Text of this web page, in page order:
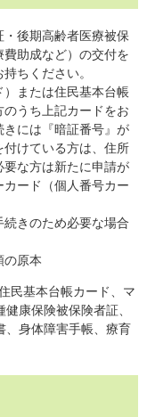
後期高齢者医療被保
助成など）の交付を
ちください。
または住民基本台帳
うち上記カードをお
には『暗証番号』が
けている方は、住所
な方は新たに申請が
ード（個人番号カー
きのため必要な場合
の原本
民基本台帳カード、マ
康保険被保険者証、
、身体障害手帳、療育